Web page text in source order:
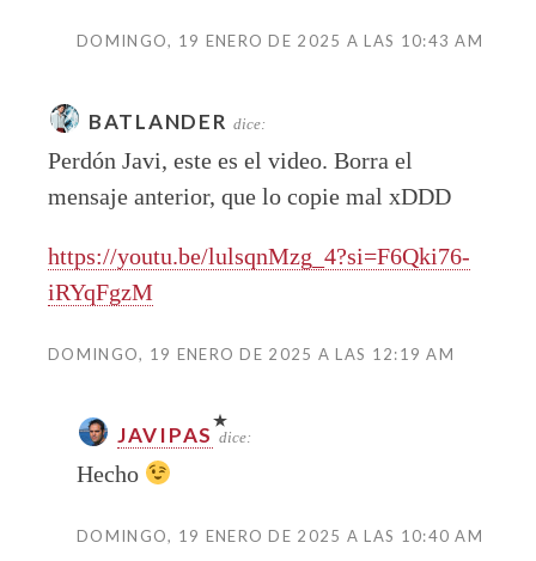
DOMINGO, 19 ENERO DE 2025 A LAS 10:43 AM
BATLANDER dice:
Perdón Javi, este es el video. Borra el
mensaje anterior, que lo copie mal xDDD
https://youtu.be/lulsqnMzg_4?si=F6Qki76-
iRYqFgzM
DOMINGO, 19 ENERO DE 2025 A LAS 12:19 AM
JAVIPAS dice:
Hecho
DOMINGO, 19 ENERO DE 2025 A LAS 10:40 AM